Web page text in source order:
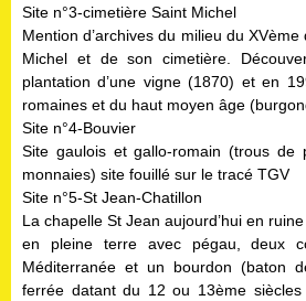
Site n°3-cimetière Saint Michel
Mention d’archives du milieu du XVème
Michel et de son cimetière.
plantation d’une vigne (1870) et en
romaines et du haut moyen âge
Site n°4-Bouvier
Site gaulois et gallo-romain (trous de
monnaies) site fouillé sur le tracé TGV
Site n°5-St Jean-Chatillon
La chapelle St Jean aujourd’hui en
en pleine terre avec pégau, deux
Méditerranée et un bourdon (baton
ferrée datant du 12 ou 13ème